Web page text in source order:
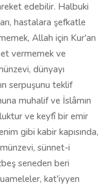
edebilir. Halbuki
hastalara şefkatle
Allah için Kur'an
vermemek ve
dünyayı
serpuşunu teklif
muhalif ve İslâmın
ve keyfî bir emir
gibi kabir kapısında,
sünnet-i
seneden beri
kat'iyyen